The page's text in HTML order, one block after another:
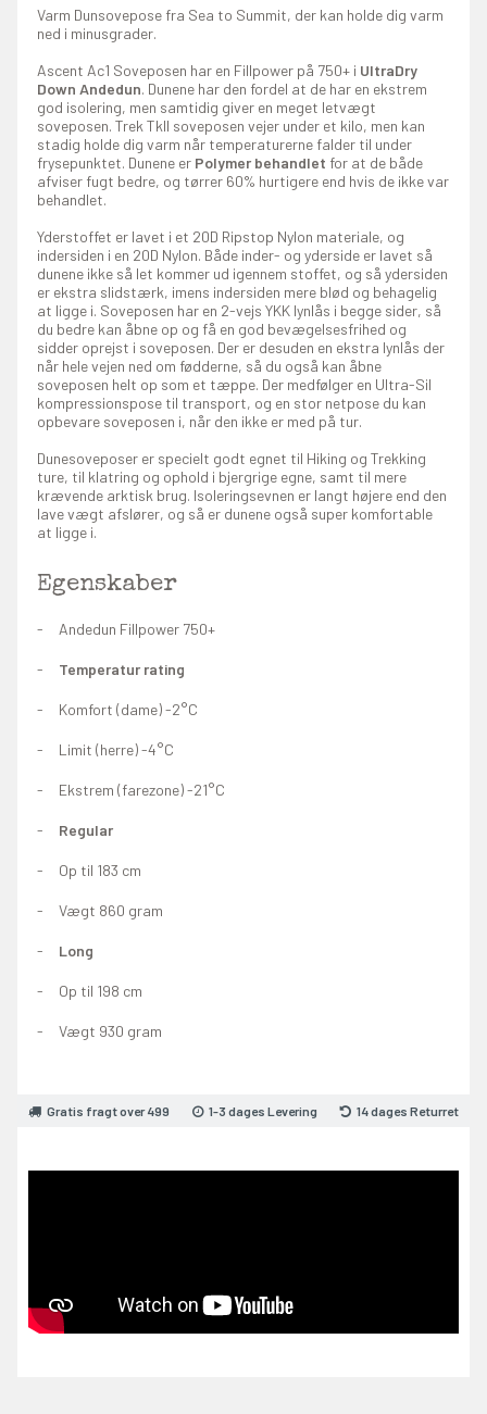
Varm Dunsovepose fra Sea to Summit, der kan holde dig varm
ned i minusgrader.
Ascent Ac1 Soveposen har en Fillpower på 750+ i UltraDry
Down Andedun. Dunene har den fordel at de har en ekstrem
god isolering, men samtidig giver en meget letvægt
soveposen. Trek TkII soveposen vejer under et kilo, men kan
stadig holde dig varm når temperaturerne falder til under
frysepunktet. Dunene er Polymer behandlet for at de både
afviser fugt bedre, og tørrer 60% hurtigere end hvis de ikke var
behandlet.
Yderstoffet er lavet i et 20D Ripstop Nylon materiale, og
indersiden i en 20D Nylon. Både inder- og yderside er lavet så
dunene ikke så let kommer ud igennem stoffet, og så ydersiden
er ekstra slidstærk, imens indersiden mere blød og behagelig
at ligge i. Soveposen har en 2-vejs YKK lynlås i begge sider, så
du bedre kan åbne op og få en god bevægelsesfrihed og
sidder oprejst i soveposen. Der er desuden en ekstra lynlås der
når hele vejen ned om fødderne, så du også kan åbne
soveposen helt op som et tæppe. Der medfølger en Ultra-Sil
kompressionspose til transport, og en stor netpose du kan
opbevare soveposen i, når den ikke er med på tur.
Dunesoveposer er specielt godt egnet til Hiking og Trekking
ture, til klatring og ophold i bjergrige egne, samt til mere
krævende arktisk brug. Isoleringsevnen er langt højere end den
lave vægt afslører, og så er dunene også super komfortable
at ligge i.
Egenskaber
Andedun Fillpower 750+
Temperatur rating
Komfort (dame) -2°C
Limit (herre) -4°C
Ekstrem (farezone) -21°C
Regular
Op til 183 cm
Vægt 860 gram
Long
Op til 198 cm
Vægt 930 gram
Gratis fragt over 499 1-3 dages Levering 14 dages Returret